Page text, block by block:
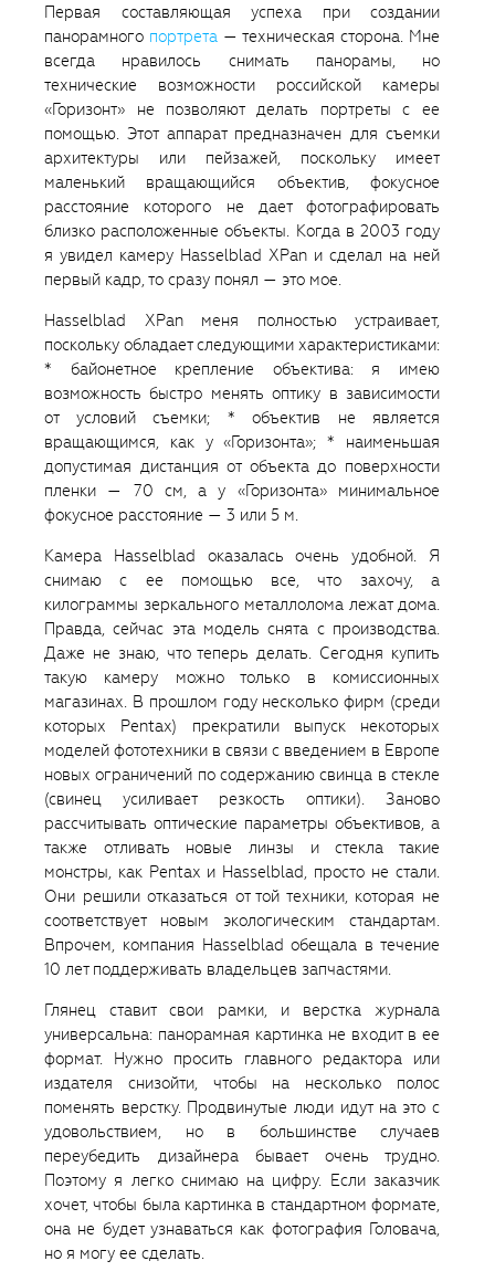
Первая составляющая успеха при создании
панорамного портрета — техническая сторона. Мне
всегда нравилось снимать панорамы, но
технические возможности российской камеры
«Горизонт» не позволяют делать портреты с ее
помощью. Этот аппарат предназначен для съемки
архитектуры или пейзажей, поскольку имеет
маленький вращающийся объектив, фокусное
расстояние которого не дает фотографировать
близко расположенные объекты. Когда в 2003 году
я увидел камеру Hasselblad XPan и сделал на ней
первый кадр, то сразу понял — это мое.
Hasselblad XPan меня полностью устраивает,
поскольку обладает следующими характеристиками:
* байонетное крепление объектива: я имею
возможность быстро менять оптику в зависимости
от условий съемки; * объектив не является
вращающимся, как у «Горизонта»; * наименьшая
допустимая дистанция от объекта до поверхности
пленки — 70 см, а у «Горизонта» минимальное
фокусное расстояние — 3 или 5 м.
Камера Hasselblad оказалась очень удобной. Я
снимаю с ее помощью все, что захочу, а
килограммы зеркального металлолома лежат дома.
Правда, сейчас эта модель снята с производства.
Даже не знаю, что теперь делать. Сегодня купить
такую камеру можно только в комиссионных
магазинах. В прошлом году несколько фирм (среди
которых Pentax) прекратили выпуск некоторых
моделей фототехники в связи с введением в Европе
новых ограничений по содержанию свинца в стекле
(свинец усиливает резкость оптики). Заново
рассчитывать оптические параметры объективов, а
также отливать новые линзы и стекла такие
монстры, как Pentax и Hasselblad, просто не стали.
Они решили отказаться от той техники, которая не
соответствует новым экологическим стандартам.
Впрочем, компания Hasselblad обещала в течение
10 лет поддерживать владельцев запчастями.
Глянец ставит свои рамки, и верстка журнала
универсальна: панорамная картинка не входит в ее
формат. Нужно просить главного редактора или
издателя снизойти, чтобы на несколько полос
поменять верстку. Продвинутые люди идут на это с
удовольствием, но в большинстве случаев
переубедить дизайнера бывает очень трудно.
Поэтому я легко снимаю на цифру. Если заказчик
хочет, чтобы была картинка в стандартном формате,
она не будет узнаваться как фотография Головача,
но я могу ее сделать.